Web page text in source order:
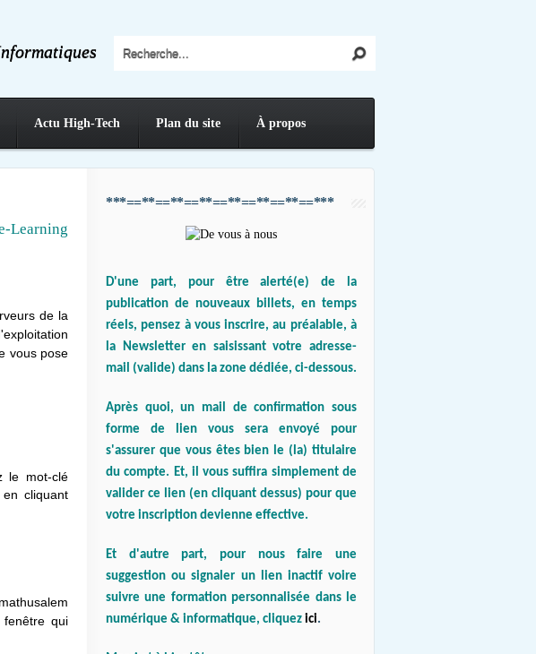
Actu High-Tech Plan du site À propos
Learning
de la
vous pose
le mot-clé
cliquant
qui
***==**==**==**==**==**==**==***
D'une part, pour être alerté(e) de la
publication de nouveaux billets, en temps
réels, pensez à vous inscrire, au préalable, à
la Newsletter en saisissant votre adresse-
mail (valide) dans la zone dédiée, ci-dessous.
Après quoi, un mail de confirmation sous
forme de lien vous sera envoyé pour
s'assurer que vous êtes bien le (la) titulaire
du compte. Et, il vous suffira simplement de
valider ce lien (en cliquant dessus) pour que
votre inscription devienne effective.
Et d'autre part, pour nous faire une
suggestion ou signaler un lien inactif voire
suivre une formation personnalisée dans le
numérique & informatique, cliquez ici.